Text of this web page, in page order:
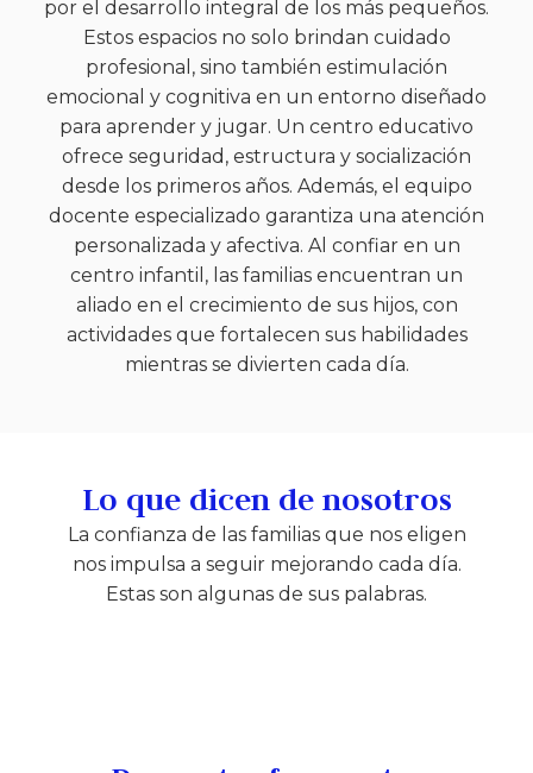
por el desarrollo integral de los más pequeños.
Estos espacios no solo brindan cuidado
profesional, sino también estimulación
emocional y cognitiva en un entorno diseñado
para aprender y jugar. Un centro educativo
ofrece seguridad, estructura y socialización
desde los primeros años. Además, el equipo
docente especializado garantiza una atención
personalizada y afectiva. Al confiar en un
centro infantil, las familias encuentran un
aliado en el crecimiento de sus hijos, con
actividades que fortalecen sus habilidades
mientras se divierten cada día.
Lo que dicen de nosotros
La confianza de las familias que nos eligen
nos impulsa a seguir mejorando cada día.
Estas son algunas de sus palabras.